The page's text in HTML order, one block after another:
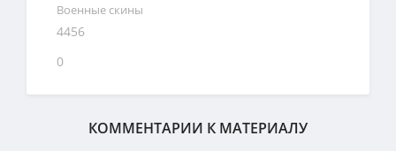
Военные скины
4456
0
КОММЕНТАРИИ К МАТЕРИАЛУ